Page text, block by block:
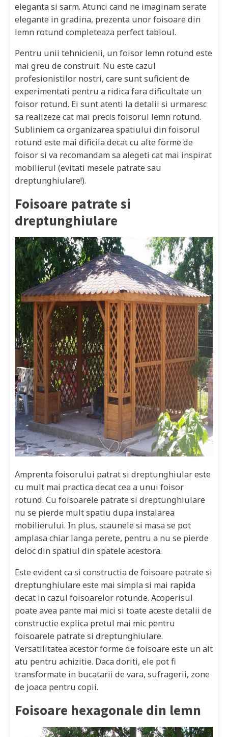
eleganta si sarm. Atunci cand ne imaginam serate
elegante in gradina, prezenta unor foisoare din
lemn rotund completeaza perfect tabloul.
Pentru unii tehnicienii, un foisor lemn rotund este
mai greu de construit. Nu este cazul
profesionistilor nostri, care sunt suficient de
experimentati pentru a ridica fara dificultate un
foisor rotund. Ei sunt atenti la detalii si urmaresc
sa realizeze cat mai precis foisorul lemn rotund.
Subliniem ca organizarea spatiului din foisorul
rotund este mai dificila decat cu alte forme de
foisor si va recomandam sa alegeti cat mai inspirat
mobilierul (evitati mesele patrate sau
dreptunghiulare!).
Foisoare patrate si
dreptunghiulare
Amprenta foisorului patrat si dreptunghiular este
cu mult mai practica decat cea a unui foisor
rotund. Cu foisoarele patrate si dreptunghiulare
nu se pierde mult spatiu dupa instalarea
mobilierului. In plus, scaunele si masa se pot
amplasa chiar langa perete, pentru a nu se pierde
deloc din spatiul din spatele acestora.
Este evident ca si constructia de foisoare patrate si
dreptunghiulare este mai simpla si mai rapida
decat in cazul foisoarelor rotunde. Acoperisul
poate avea pante mai mici si toate aceste detalii de
constructie explica pretul mai mic pentru
foisoarele patrate si dreptunghiulare.
Versatilitatea acestor forme de foisoare este un alt
atu pentru achizitie. Daca doriti, ele pot fi
transformate in bucatarii de vara, sufragerii, zone
de joaca pentru copii.
Foisoare hexagonale din lemn